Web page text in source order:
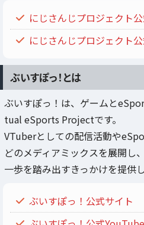
にじさんじプロジェクト
にじさんじプロジェクト
ぶいすぽっ！とは
ぶいすぽっ！は、ゲームと
tual eSports Projectです。
VTuberとしての配信活動や
どのメディアミックスを展開し
一歩を踏み出すきっかけを提供
ぶいすぽっ！公式サイト